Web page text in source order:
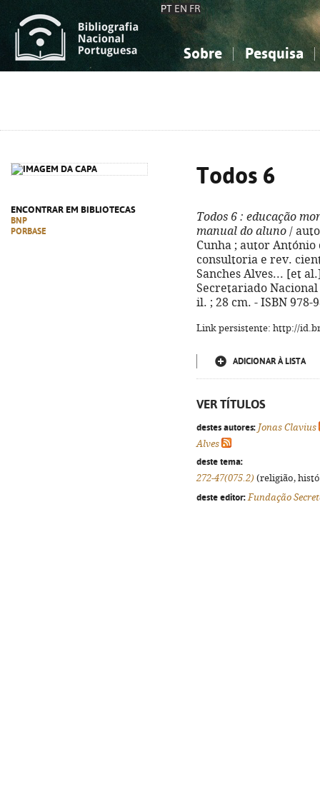
PT EN FR
Sobre Pesquisa
ENCONTRAR EM BIBLIOTECAS
BNP
PORBASE
Todos 6
Todos 6 : educação
manual do aluno /
Cunha ; autor António
consultoria e rev.
Sanches Alves... [et
Secretariado Nacional
il. ; 28 cm. - ISBN 978-
Link persistente: http://
ADICIONAR À LISTA
VER TÍTULOS
destes autores: Jonas Clavius
Alves
deste tema:
272-47(075.2) (religião,
deste editor: Fundação